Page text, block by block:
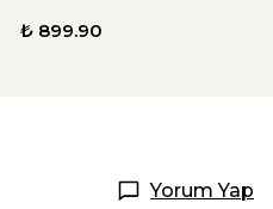
₺ 899.90
Yorum Yap